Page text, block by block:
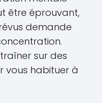
être éprouvant,
demande
sur des
vous habituer à